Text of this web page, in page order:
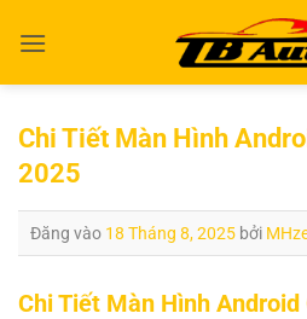
qua
Chi Tiết Màn Hình
2025
Đăng vào 18 Tháng 8, 2025 bởi
Chi Tiết Màn Hình Android